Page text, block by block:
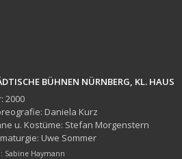
BÜHNEN NÜRNBERG, KL. HAUS
2000
Daniela Kurz
u. Kostüme: Stefan Morgenstern
Uwe Sommer
Sabine Haymann